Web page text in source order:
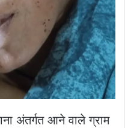
अंतर्गत आने वाले ग्राम